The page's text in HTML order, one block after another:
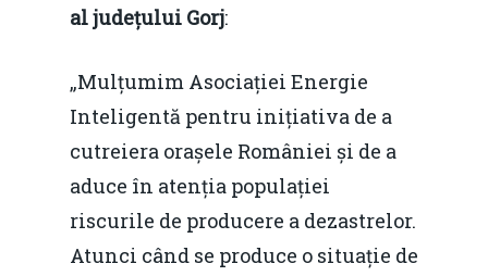
al județului Gorj:
„Mulțumim Asociației Energie
Inteligentă pentru inițiativa de a
cutreiera orașele României și de a
aduce în atenția populației
riscurile de producere a dezastrelor.
Atunci când se produce o situație de